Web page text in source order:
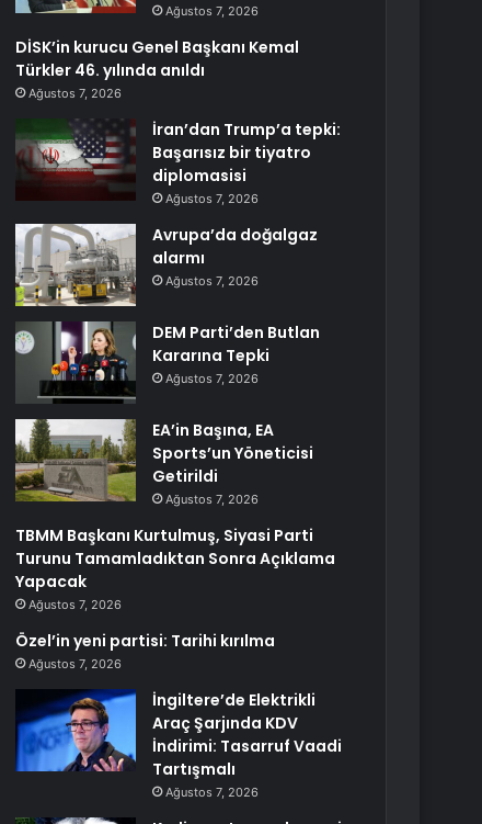
Ağustos 7, 2026
DİSK’in kurucu Genel Başkanı Kemal
Türkler 46. yılında anıldı
Ağustos 7, 2026
İran’dan Trump’a tepki:
Başarısız bir tiyatro
diplomasisi
Ağustos 7, 2026
Avrupa’da doğalgaz
alarmı
Ağustos 7, 2026
DEM Parti’den Butlan
Kararına Tepki
Ağustos 7, 2026
EA’in Başına, EA
Sports’un Yöneticisi
Getirildi
Ağustos 7, 2026
TBMM Başkanı Kurtulmuş, Siyasi Parti
Turunu Tamamladıktan Sonra Açıklama
Yapacak
Ağustos 7, 2026
Özel’in yeni partisi: Tarihi kırılma
Ağustos 7, 2026
İngiltere’de Elektrikli
Araç Şarjında KDV
İndirimi: Tasarruf Vaadi
Tartışmalı
Ağustos 7, 2026